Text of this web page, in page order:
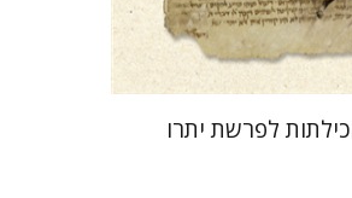
$46
$41
לפרשת יתרו